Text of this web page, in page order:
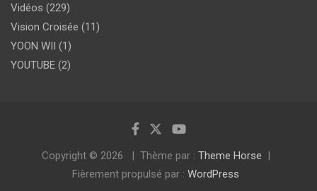
Vidéos (229)
Vision Croisée (11)
YOON WII (1)
YOUTUBE (2)
Copyright © 2026 Thème par : Theme Horse
Fièrement propulsé par : WordPress